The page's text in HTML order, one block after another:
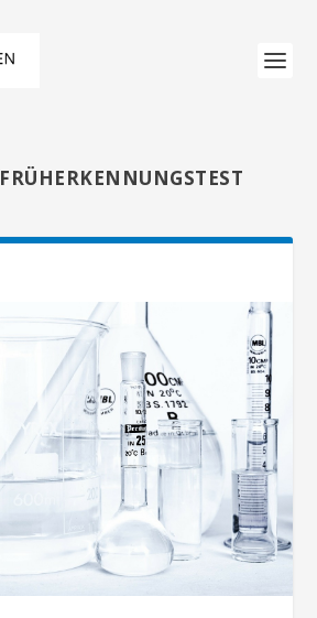
FRÜHERKENNUNGSTEST